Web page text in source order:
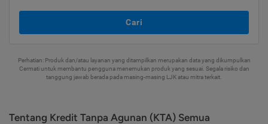
Cari
Perhatian: Produk dan/atau layanan yang ditampilkan merupakan data yang dikumpulkan
Cermati untuk membantu pengguna menemukan produk yang sesuai. Segala risiko dan
tanggung jawab berada pada masing-masing LJK atau mitra terkait.
Tentang Kredit Tanpa Agunan (KTA) Semua